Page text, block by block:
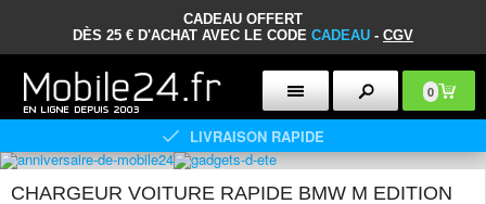
CADEAU OFFERT
DÈS 25 € D'ACHAT AVEC LE CODE CADEAU - CGV
0
LIVRAISON RAPIDE
CHARGEUR VOITURE RAPIDE BMW M EDITION